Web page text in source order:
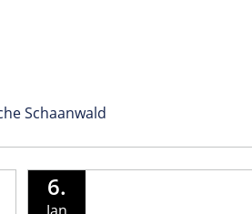
Schaanwald
6.
Jan